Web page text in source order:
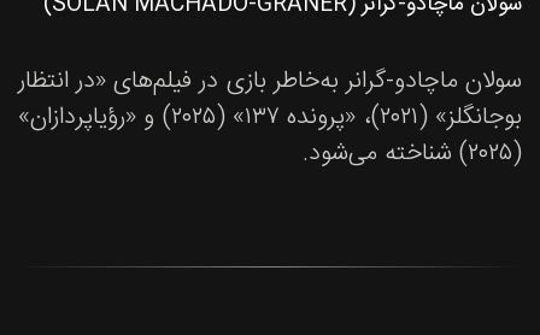
سولان ماچادو-گرانر به‌خاطر بازی در فیلم‌های «در انتظار
بوجانگلز» (۲۰۲۱)، «پرونده ۱۳۷» (۲۰۲۵) و «رؤیاپردازان»
(۲۰۲۵) شناخته می‌شود.